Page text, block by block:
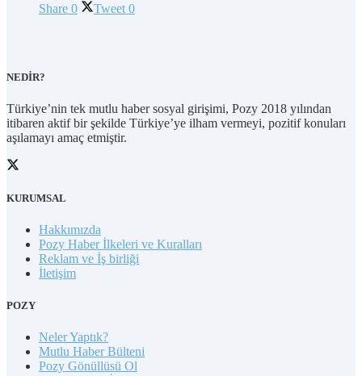
Share 0 Tweet 0
NEDİR?
Türkiye’nin tek mutlu haber sosyal girişimi, Pozy 2018 yılından
itibaren aktif bir şekilde Türkiye’ye ilham vermeyi, pozitif konuları
aşılamayı amaç etmiştir.
KURUMSAL
Hakkımızda
Pozy Haber İlkeleri ve Kuralları
Reklam ve İş birliği
İletişim
POZY
Neler Yaptık?
Mutlu Haber Bülteni
Pozy Gönüllüsü Ol